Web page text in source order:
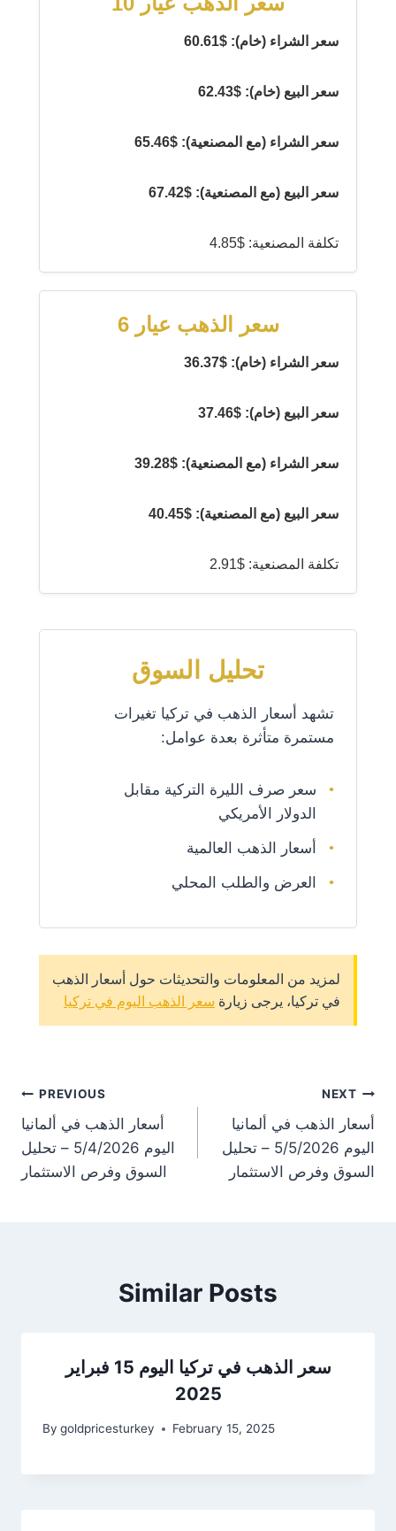
سعر الشراء (خام): $60.61
سعر البيع (خام): $62.43
سعر الشراء (مع المصنعية): $65.46
سعر البيع (مع المصنعية): $67.42
تكلفة المصنعية: $4.85
سعر الذهب عيار 6
سعر الشراء (خام): $36.37
سعر البيع (خام): $37.46
سعر الشراء (مع المصنعية): $39.28
سعر البيع (مع المصنعية): $40.45
تكلفة المصنعية: $2.91
تحليل السوق
تشهد أسعار الذهب في تركيا تغيرات
مستمرة متأثرة بعدة عوامل:
سعر صرف الليرة التركية مقابل
الدولار الأمريكي
أسعار الذهب العالمية
العرض والطلب المحلي
لمزيد من المعلومات والتحديثات حول أسعار الذهب
في تركيا، يرجى زيارة سعر الذهب اليوم في تركيا
PREVIOUS
أسعار الذهب في ألمانيا
اليوم 5/4/2026 – تحليل
السوق وفرص الاستثمار
NEXT
أسعار الذهب في ألمانيا
اليوم 5/5/2026 – تحليل
السوق وفرص الاستثمار
Similar Posts
سعر الذهب في تركيا اليوم 15 فبراير
2025
By goldpricesturkey February 15, 2025